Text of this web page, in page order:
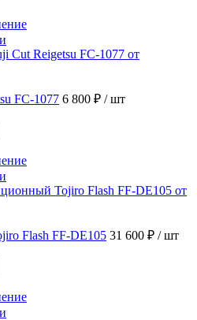
FC-1077 6 800 ₽ / шт
Flash FF-DE105 31 600 ₽ / шт